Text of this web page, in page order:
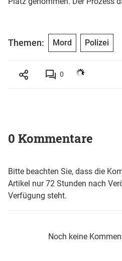
Themen: Mord Polizei
0
0 Kommentare
Bitte beachten Sie, dass die
Artikel nur 72 Stunden nach
Verfügung steht.
Noch keine